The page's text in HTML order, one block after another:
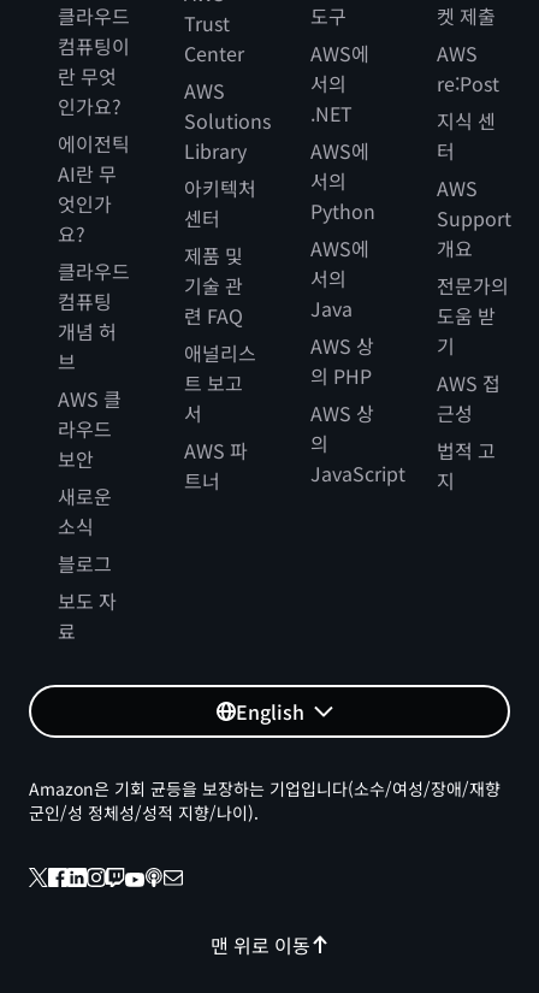
클라우드
컴퓨팅이
란 무엇
인가요?
에이전틱
AI란 무
엇인가
요?
클라우드
컴퓨팅
개념 허
브
AWS 클
라우드
보안
새로운
소식
블로그
보도 자
료
Trust
Center
AWS
Solutions
Library
아키텍처
센터
제품 및
기술 관
련 FAQ
애널리스
트 보고
서
AWS 파
트너
도구
AWS에
서의
.NET
AWS에
서의
Python
AWS에
서의
Java
AWS 상
의 PHP
AWS 상
의
JavaScript
켓 제출
AWS
re:Post
지식 센
터
AWS
Support
개요
전문가의
도움 받
기
AWS 접
근성
법적 고
지
English
맨 위로 이동
Amazon은 기회 균등을 보장하는 기업입니다(소수/여성/장애/재향
군인/성 정체성/성적 지향/나이).